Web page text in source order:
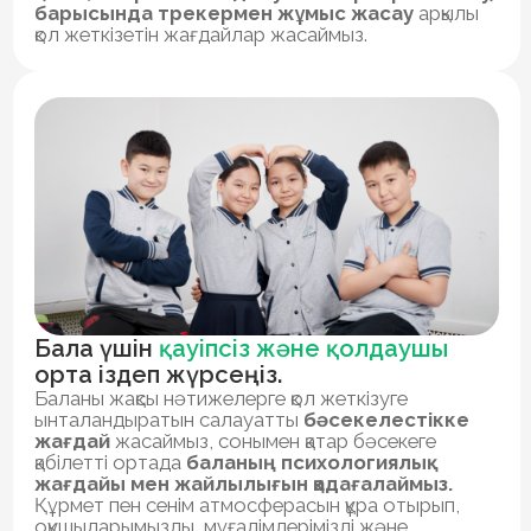
“
"Пифагор білім беретін орта
ғана емес. Біздің
мақсатымыз - сізбен
бірлесе отырып, баланың
жақсы болашағын
қалыптастыру. Қолдау,
бағыт-бағдар беру,
шабыттандыру және
фокусты сақтауға
Асан Жолдасов
Мектептің негізін қалаушы
Оқытушылар құрамы
Pifagor